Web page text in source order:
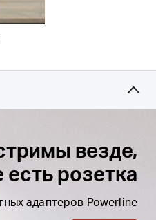
с помощью
Powerline
везде,
есть розетка
адаптеров Powerline